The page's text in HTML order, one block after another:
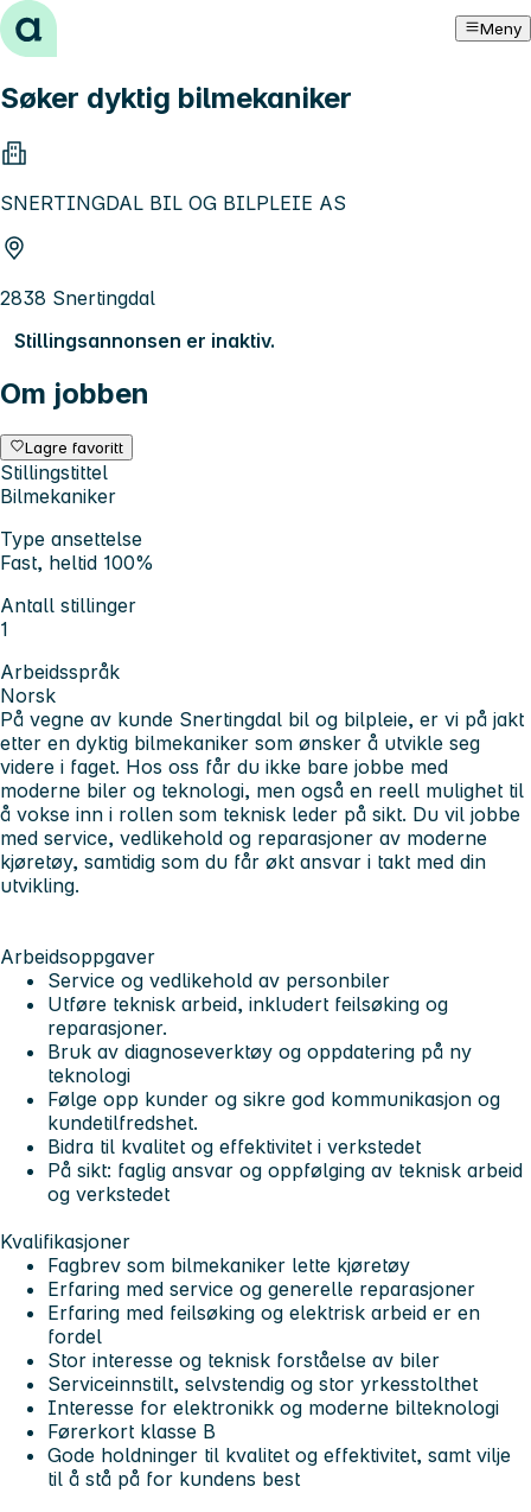
Hopp til innhold Meny
Søker dyktig bilmekaniker
SNERTINGDAL BIL OG BILPLEIE AS
2838 Snertingdal
Stillingsannonsen er inaktiv.
Om jobben
Lagre favoritt
Stillingstittel
Bilmekaniker
Type ansettelse
Fast, heltid 100%
Antall stillinger
1
Arbeidsspråk
Norsk
På vegne av kunde Snertingdal bil og bilpleie, er vi på jakt
etter en dyktig bilmekaniker som ønsker å utvikle seg
videre i faget. Hos oss får du ikke bare jobbe med
moderne biler og teknologi, men også en reell mulighet til
å vokse inn i rollen som teknisk leder på sikt. Du vil jobbe
med service, vedlikehold og reparasjoner av moderne
kjøretøy, samtidig som du får økt ansvar i takt med din
utvikling.
Arbeidsoppgaver
Service og vedlikehold av personbiler
Utføre teknisk arbeid, inkludert feilsøking og
reparasjoner.
Bruk av diagnoseverktøy og oppdatering på ny
teknologi
Følge opp kunder og sikre god kommunikasjon og
kundetilfredshet.
Bidra til kvalitet og effektivitet i verkstedet
På sikt: faglig ansvar og oppfølging av teknisk arbeid
og verkstedet
Kvalifikasjoner
Fagbrev som bilmekaniker lette kjøretøy
Erfaring med service og generelle reparasjoner
Erfaring med feilsøking og elektrisk arbeid er en
fordel
Stor interesse og teknisk forståelse av biler
Serviceinnstilt, selvstendig og stor yrkesstolthet
Interesse for elektronikk og moderne bilteknologi
Førerkort klasse B
Gode holdninger til kvalitet og effektivitet, samt vilje
til å stå på for kundens best